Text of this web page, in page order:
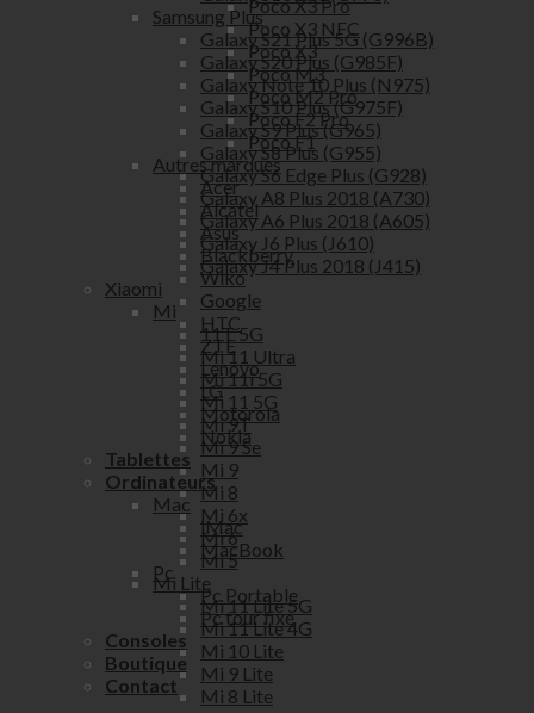
Poco X3 Pro
Poco X3 NFC
Poco X3
Poco M3
Poco M2 Pro
Poco F2 Pro
Poco F1
Autres marques
Acer
Alcatel
Asus
Blackberry
Wiko
Google
HTC
ZTE
Lenovo
LG
Motorola
Nokia
Tablettes
Ordinateurs
Mac
iMac
MacBook
Pc
Pc Portable
Pc tour fixe
Consoles
Boutique
Contact
Samsung Plus
Galaxy S21 Plus 5G (G996B)
Galaxy S20 Plus (G985F)
Galaxy Note 10 Plus (N975)
Galaxy S10 Plus (G975F)
Galaxy S9 Plus (G965)
Galaxy S8 Plus (G955)
Galaxy S6 Edge Plus (G928)
Galaxy A8 Plus 2018 (A730)
Galaxy A6 Plus 2018 (A605)
Galaxy J6 Plus (J610)
Galaxy J4 Plus 2018 (J415)
Xiaomi
Mi
11T 5G
Mi 11 Ultra
Mi 11i 5G
Mi 11 5G
Mi 9T
Mi 9 Se
Mi 9
Mi 8
Mi 6x
Mi 6
Mi 5
Mi Lite
Mi 11 Lite 5G
Mi 11 Lite 4G
Mi 10 Lite
Mi 9 Lite
Mi 8 Lite